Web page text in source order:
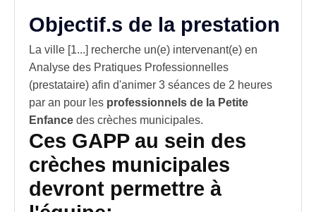
Objectif.s de la prestation
La ville [1...] recherche un(e) intervenant(e) en
Analyse des Pratiques Professionnelles
(prestataire) afin d'animer 3 séances de 2 heures
par an pour les professionnels de la Petite
Enfance des crèches municipales.
Ces GAPP au sein des
crèches municipales
devront permettre à